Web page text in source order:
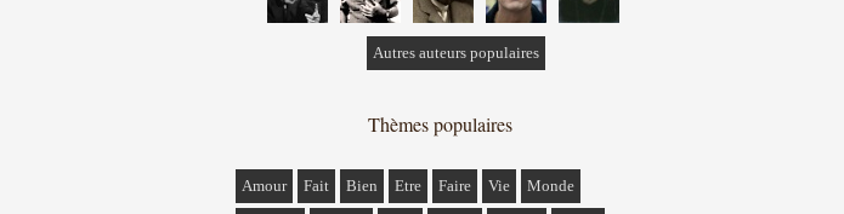
Autres auteurs populaires
Thèmes populaires
Amour Fait Bien Etre Faire Vie Monde